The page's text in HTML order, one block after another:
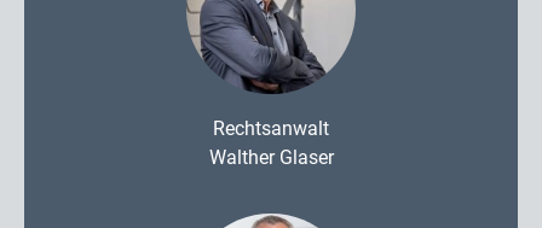
Rechtsanwalt
Walther Glaser